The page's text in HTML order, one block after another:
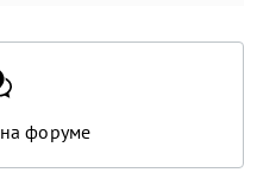
форуме